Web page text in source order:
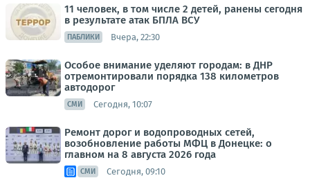
11 человек, в том числе 2 детей, ранены сегодня
в результате атак БПЛА ВСУ
ПАБЛИКИ Вчера, 22:30
Особое внимание уделяют городам: в ДНР
отремонтировали порядка 138 километров
автодорог
СМИ Сегодня, 10:07
Ремонт дорог и водопроводных сетей,
возобновление работы МФЦ в Донецке: о
главном на 8 августа 2026 года
СМИ Сегодня, 09:10